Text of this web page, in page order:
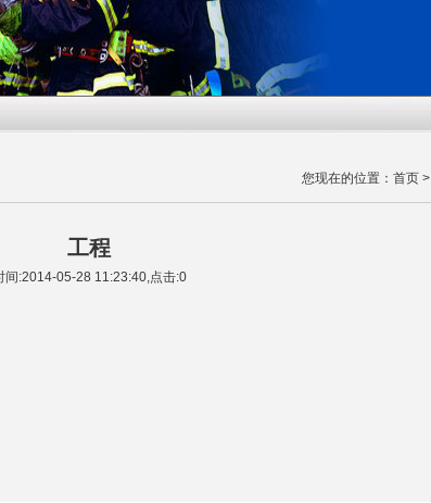
您现在的位置： 首页 >
工程
间:2014-05-28 11:23:40,点击:0